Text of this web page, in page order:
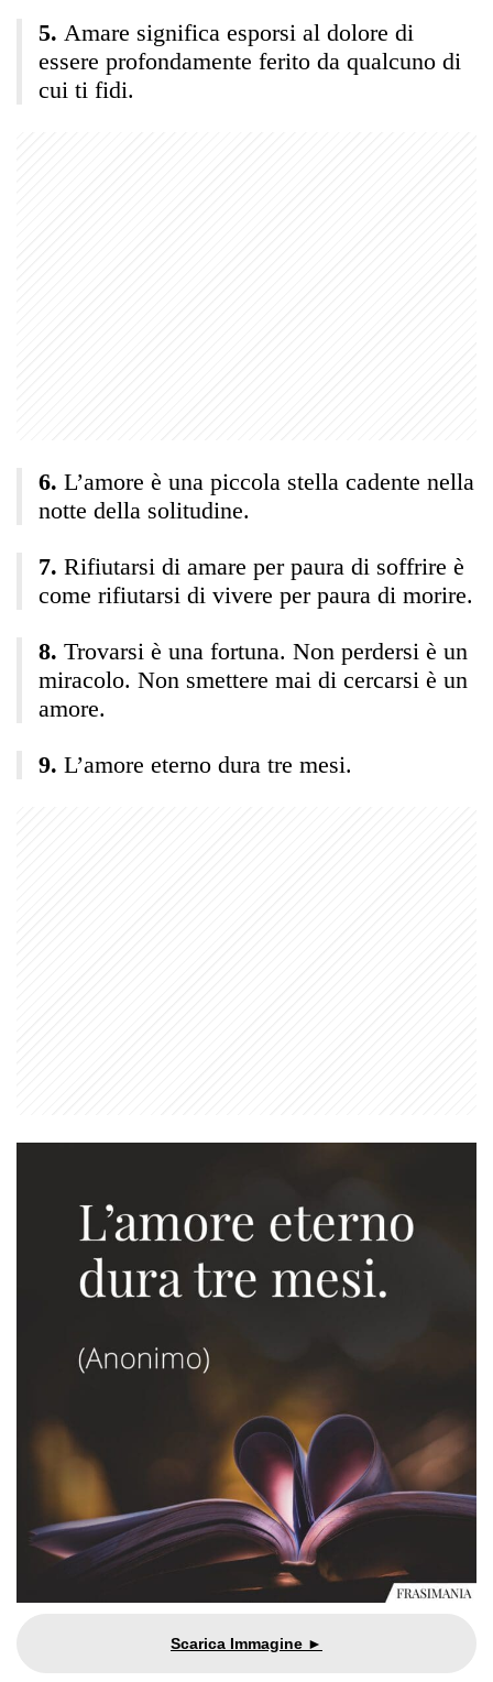
Amare significa esporsi al dolore di
essere profondamente ferito da qualcuno di
cui ti fidi.
L’amore è una piccola stella cadente nella
notte della solitudine.
Rifiutarsi di amare per paura di soffrire è
come rifiutarsi di vivere per paura di morire.
Trovarsi è una fortuna. Non perdersi è un
miracolo. Non smettere mai di cercarsi è un
amore.
L’amore eterno dura tre mesi.